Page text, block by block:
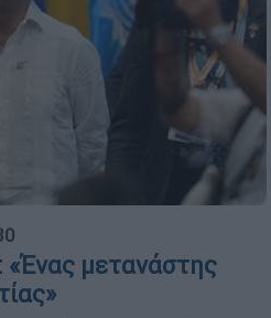
μετανάστης